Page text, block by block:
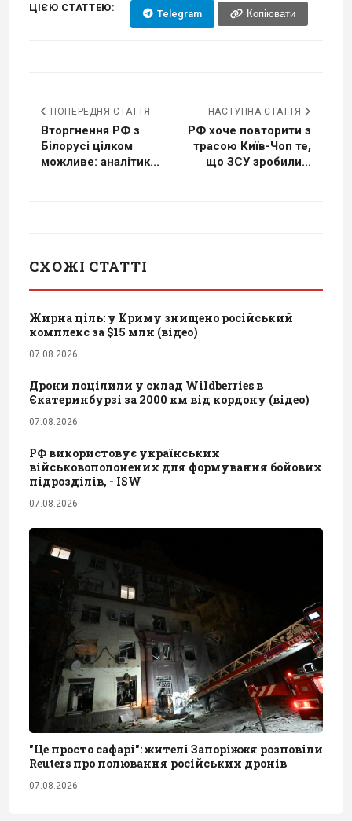
ЦІЄЮ СТАТТЕЮ:
Telegram Копіювати
ПОПЕРЕДНЯ СТАТТЯ
Вторгнення РФ з
Білорусі цілком
можливе: аналітик...
НАСТУПНА СТАТТЯ
РФ хоче повторити з
трасою Київ-Чоп те,
що ЗСУ зробили...
СХОЖІ СТАТТІ
Жирна ціль: у Криму знищено російський
комплекс за $15 млн (відео)
07.08.2026
Дрони поцілили у склад Wildberries в
Єкатеринбурзі за 2000 км від кордону (відео)
07.08.2026
РФ використовує українських
військовополонених для формування бойових
підрозділів, - ISW
07.08.2026
"Це просто сафарі": жителі Запоріжжя розповіли
Reuters про полювання російських дронів
07.08.2026